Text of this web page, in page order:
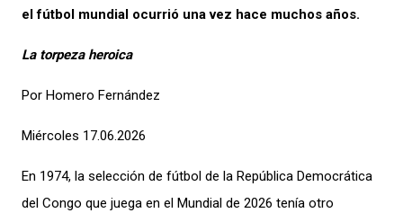
el fútbol mundial ocurrió una vez hace muchos años.
La torpeza heroica
Por Homero Fernández
Miércoles 17.06.2026
En 1974, la selección de fútbol de la República Democrática
del Congo que juega en el Mundial de 2026 tenía otro